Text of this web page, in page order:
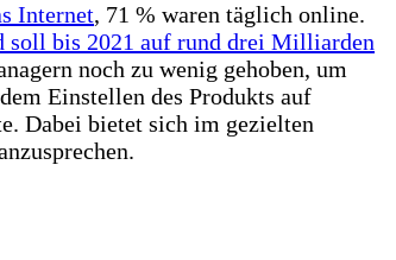
Internet, 71 % waren täglich online.
soll bis 2021 auf rund drei Milliarden
noch zu wenig gehoben, um
Einstellen des Produkts auf
Dabei bietet sich im gezielten